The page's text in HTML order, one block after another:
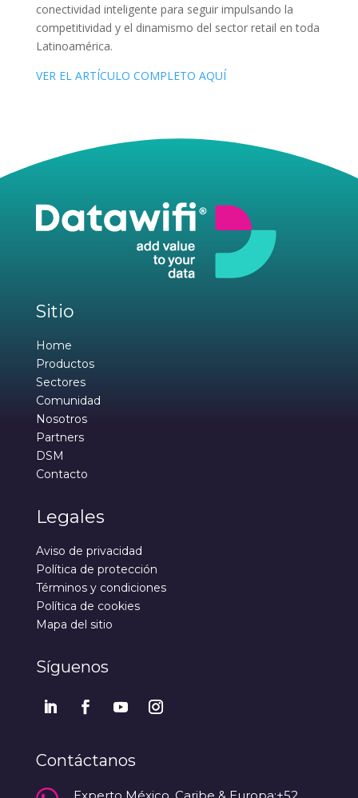
conectividad inteligente para seguir impulsando la
competitividad y el dinamismo del sector retail en toda
Latinoamérica.
VER EL ARTÍCULO COMPLETO AQUÍ
Sitio
Home
Productos
Sectores
Comunidad
Nosotros
Partners
DSM
Contacto
Legales
Aviso de privacidad
Política de protección
Términos y condiciones
Política de cookies
Mapa del sitio
Síguenos
Contáctanos